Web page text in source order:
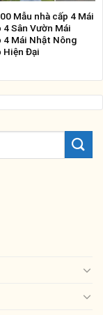
Mẫu nhà cấp 4 Mái
4 Sân Vườn Mái
4 Mái Nhật Nông
Hiện Đại